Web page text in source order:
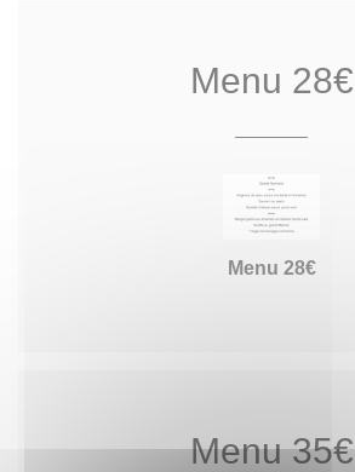
Menu 28€
Menu 28€
Menu 35€